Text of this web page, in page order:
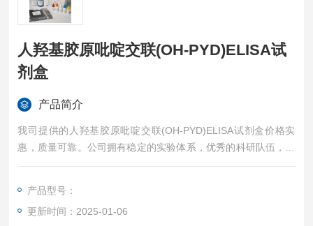
人羟基胶原吡啶交联(OH-PYD)ELISA试
剂盒
产品简介
我司提供的人羟基胶原吡啶交联(OH-PYD)ELISA试剂盒价格实
惠，质量可靠。公司拥有稳定的实验体系，优秀的科研队伍，准
确的实验结果，是您值得信赖的合作伙伴，凡购买我司的试剂盒
产品型号：
更新时间：2025-01-06